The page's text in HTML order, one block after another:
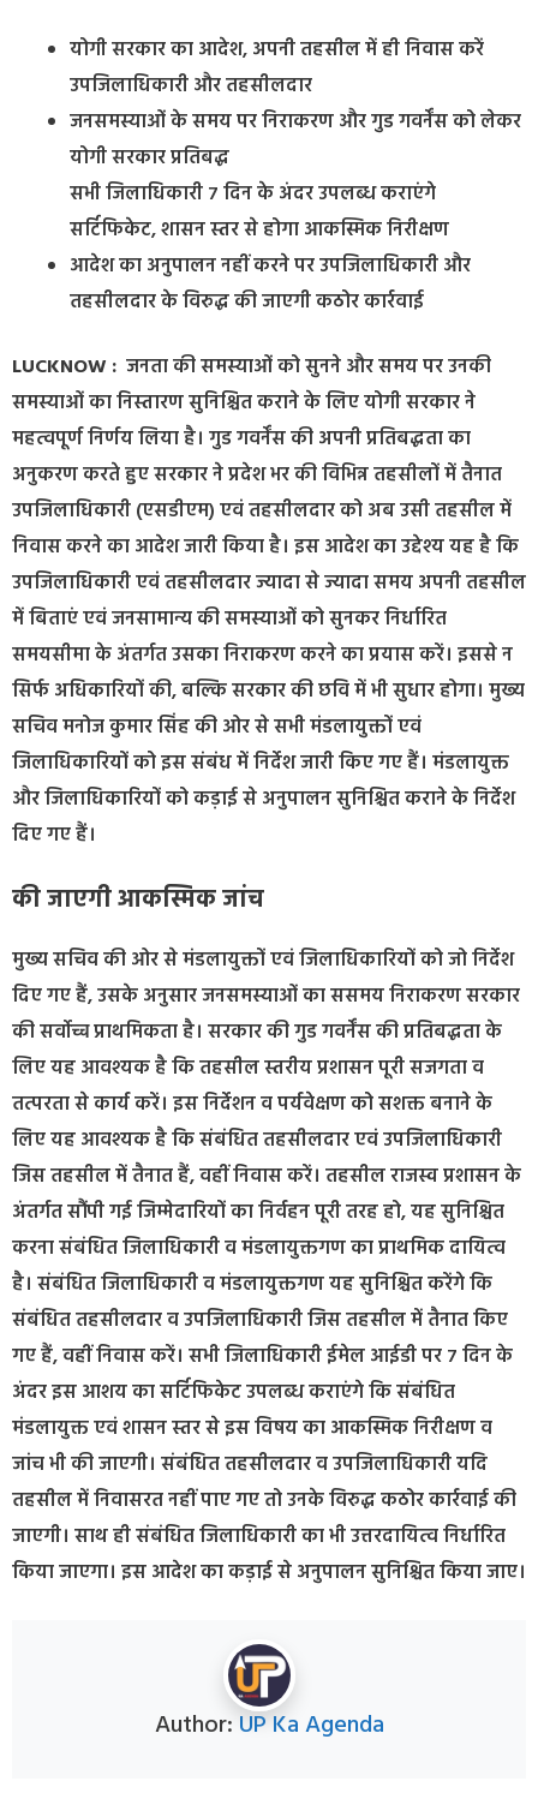
योगी सरकार का आदेश, अपनी तहसील में ही निवास करें
उपजिलाधिकारी और तहसीलदार
जनसमस्याओं के समय पर निराकरण और गुड गवर्नेंस को लेकर
योगी सरकार प्रतिबद्ध
सभी जिलाधिकारी 7 दिन के अंदर उपलब्ध कराएंगे
सर्टिफिकेट, शासन स्तर से होगा आकस्मिक निरीक्षण
आदेश का अनुपालन नहीं करने पर उपजिलाधिकारी और
तहसीलदार के विरुद्ध की जाएगी कठोर कार्रवाई
LUCKNOW : जनता की समस्याओं को सुनने और समय पर उनकी
समस्याओं का निस्तारण सुनिश्चित कराने के लिए योगी सरकार ने
महत्वपूर्ण निर्णय लिया है। गुड गवर्नेंस की अपनी प्रतिबद्धता का
अनुकरण करते हुए सरकार ने प्रदेश भर की विभिन्न तहसीलों में तैनात
उपजिलाधिकारी (एसडीएम) एवं तहसीलदार को अब उसी तहसील में
निवास करने का आदेश जारी किया है। इस आदेश का उद्देश्य यह है कि
उपजिलाधिकारी एवं तहसीलदार ज्यादा से ज्यादा समय अपनी तहसील
में बिताएं एवं जनसामान्य की समस्याओं को सुनकर निर्धारित
समयसीमा के अंतर्गत उसका निराकरण करने का प्रयास करें। इससे न
सिर्फ अधिकारियों की, बल्कि सरकार की छवि में भी सुधार होगा। मुख्य
सचिव मनोज कुमार सिंह की ओर से सभी मंडलायुक्तों एवं
जिलाधिकारियों को इस संबंध में निर्देश जारी किए गए हैं। मंडलायुक्त
और जिलाधिकारियों को कड़ाई से अनुपालन सुनिश्चित कराने के निर्देश
दिए गए हैं।
की जाएगी आकस्मिक जांच
मुख्य सचिव की ओर से मंडलायुक्तों एवं जिलाधिकारियों को जो निर्देश
दिए गए हैं, उसके अनुसार जनसमस्याओं का ससमय निराकरण सरकार
की सर्वोच्च प्राथमिकता है। सरकार की गुड गवर्नेंस की प्रतिबद्धता के
लिए यह आवश्यक है कि तहसील स्तरीय प्रशासन पूरी सजगता व
तत्परता से कार्य करें। इस निर्देशन व पर्यवेक्षण को सशक्त बनाने के
लिए यह आवश्यक है कि संबंधित तहसीलदार एवं उपजिलाधिकारी
जिस तहसील में तैनात हैं, वहीं निवास करें। तहसील राजस्व प्रशासन के
अंतर्गत सौंपी गई जिम्मेदारियों का निर्वहन पूरी तरह हो, यह सुनिश्चित
करना संबंधित जिलाधिकारी व मंडलायुक्तगण का प्राथमिक दायित्व
है। संबंधित जिलाधिकारी व मंडलायुक्तगण यह सुनिश्चित करेंगे कि
संबंधित तहसीलदार व उपजिलाधिकारी जिस तहसील में तैनात किए
गए हैं, वहीं निवास करें। सभी जिलाधिकारी ईमेल आईडी पर 7 दिन के
अंदर इस आशय का सर्टिफिकेट उपलब्ध कराएंगे कि संबंधित
मंडलायुक्त एवं शासन स्तर से इस विषय का आकस्मिक निरीक्षण व
जांच भी की जाएगी। संबंधित तहसीलदार व उपजिलाधिकारी यदि
तहसील में निवासरत नहीं पाए गए तो उनके विरुद्ध कठोर कार्रवाई की
जाएगी। साथ ही संबंधित जिलाधिकारी का भी उत्तरदायित्व निर्धारित
किया जाएगा। इस आदेश का कड़ाई से अनुपालन सुनिश्चित किया जाए।
Author: UP Ka Agenda